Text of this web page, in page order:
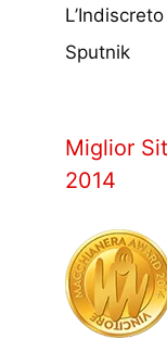
L’Indiscreto
Sputnik
Miglior
2014